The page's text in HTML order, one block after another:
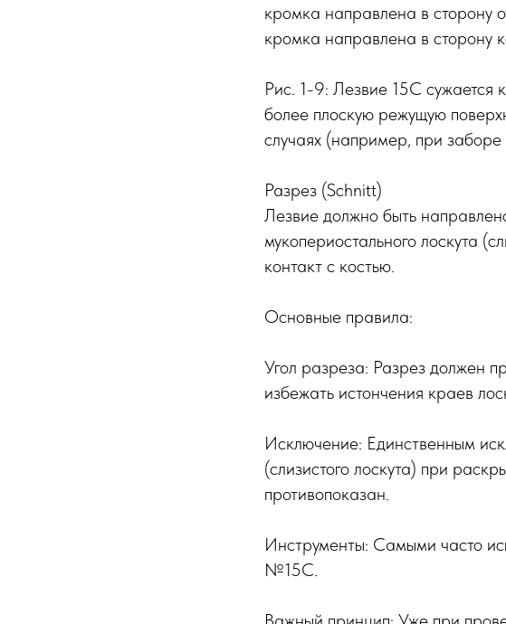
кромка направлена в сторону
кромка направлена в сторону
Рис. 1-9: Лезвие 15C сужается
более плоскую режущую
случаях (например, при заборе
Разрез (Schnitt)
Лезвие должно быть
мукопериостального лоскута
контакт с костью.
Основные правила:
Угол разреза: Разрез должен
избежать истончения краев
Исключение: Единственным
(слизистого лоскута) при
противопоказан.
Инструменты: Самыми часто
№15C.